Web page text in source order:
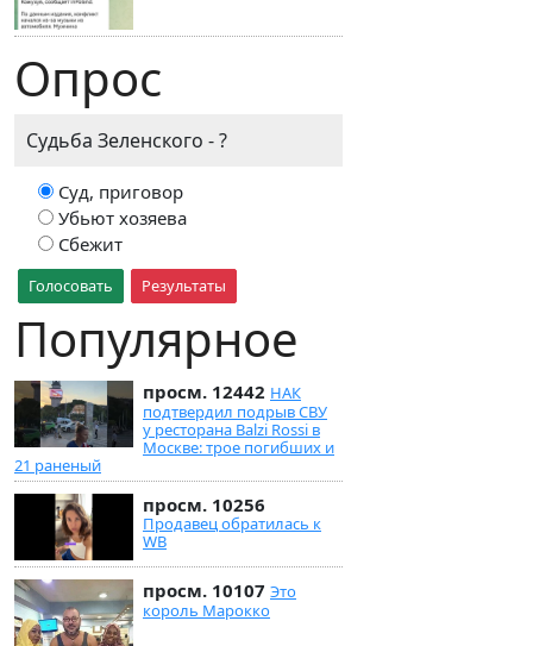
Опрос
Судьба Зеленского - ?
Суд, приговор
Убьют хозяева
Сбежит
Голосовать Результаты
Популярное
просм. 12442 НАК
подтвердил подрыв СВУ
у ресторана Balzi Rossi в
Москве: трое погибших и
21 раненый
просм. 10256
Продавец обратилась к
WB
просм. 10107 Это
король Марокко